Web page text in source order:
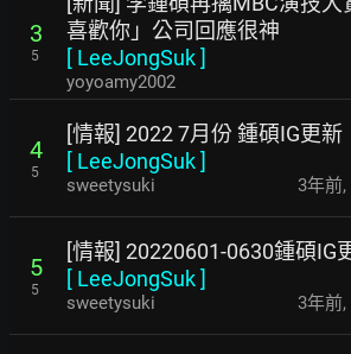
3
5
喜歡你」公司回應很神
[ LeeJongSuk]
yoyoamy2002
4
5
[情報] 2022 7月份 鍾碩IG更新
[ LeeJongSuk]
sweetysuki 3年前,
5
5
[情報] 20220601-0630鍾碩IG
[ LeeJongSuk]
sweetysuki 3年前,